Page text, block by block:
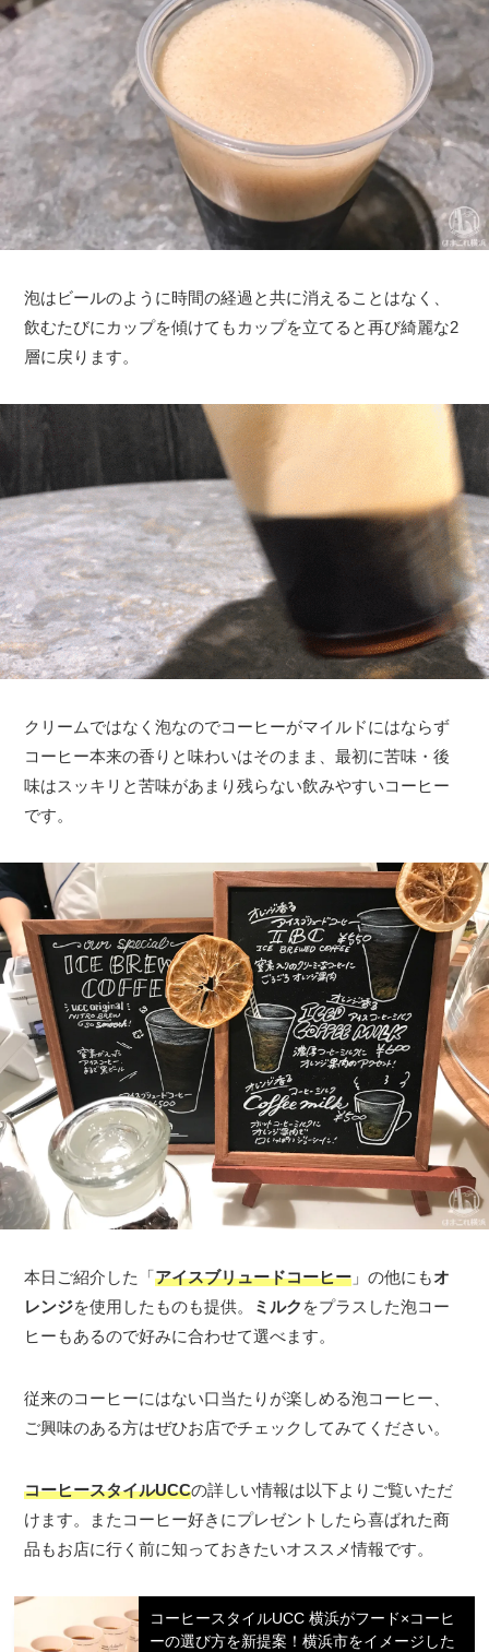
泡はビールのように時間の経過と共に消えることはなく、
飲むたびにカップを傾けてもカップを立てると再び綺麗な2
層に戻ります。
クリームではなく泡なのでコーヒーがマイルドにはならず
コーヒー本来の香りと味わいはそのまま、最初に苦味・後
味はスッキリと苦味があまり残らない飲みやすいコーヒー
です。
本日ご紹介した「アイスブリュードコーヒー 」の他にもオ
レンジを使用したものも提供。 ミルク をプラスした泡コー
ヒーもあるので好みに合わせて選べます。
従来のコーヒーにはない口当たりが楽しめる泡コーヒー、
ご興味のある方はぜひお店でチェックしてみてください。
コーヒースタイルUCCの詳しい情報は以下よりご覧いただ
けます。またコーヒー好きにプレゼントしたら喜ばれた商
品もお店に行く前に知っておきたいオススメ情報です。
コーヒースタイルUCC 横浜がフード×コーヒ
ーの選び方を新提案！横浜市をイメージした